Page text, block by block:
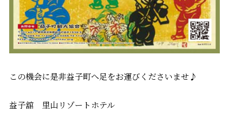
この機会に是非益子町へ足をお運びくださいませ♪
益子舘 里山リゾートホテル